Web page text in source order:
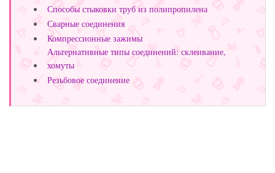
Способы стыковки труб из полипропилена
Сварные соединения
Компрессионные зажимы
Альтернативные типы соединений: склеивание,
хомуты
Резьбовое соединение